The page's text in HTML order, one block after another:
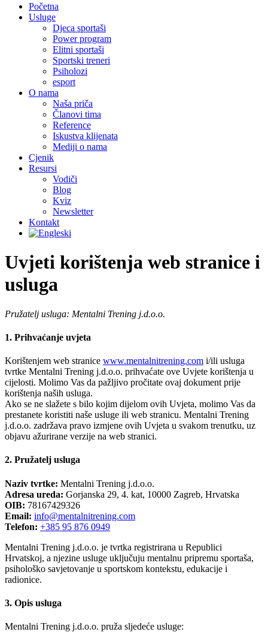
Početna
Usluge
Djeca sportaši
Power program
Elitni sportaši
Sportski treneri
Psiholozi
esport
O nama
Naša priča
Članovi tima
Reference
Iskustva klijenata
Mediji o nama
Cjenik
Resursi
Vodiči
Blog
Kviz
Newsletter
Kontakt
Uvjeti korištenja web stranice i
usluga
Pružatelj usluga: Mentalni Trening j.d.o.o.
1. Prihvaćanje uvjeta
Korištenjem web stranice www.mentalnitrening.com i/ili usluga
tvrtke Mentalni Trening j.d.o.o. prihvaćate ove Uvjete korištenja u
cijelosti. Molimo Vas da pažljivo pročitate ovaj dokument prije
korištenja naših usluga.
Ako se ne slažete s bilo kojim dijelom ovih Uvjeta, molimo Vas da
prestanete koristiti naše usluge ili web stranicu. Mentalni Trening
j.d.o.o. zadržava pravo izmjene ovih Uvjeta u svakom trenutku, uz
objavu ažurirane verzije na web stranici.
2. Pružatelj usluga
Naziv tvrtke: Mentalni Trening j.d.o.o.
Adresa ureda: Gorjanska 29, 4. kat, 10000 Zagreb, Hrvatska
OIB: 78167429326
Email: info@mentalnitrening.com
Telefon: +385 95 876 0949
Mentalni Trening j.d.o.o. je tvrtka registrirana u Republici
Hrvatskoj, a njezine usluge uključuju mentalnu pripremu sportaša,
psihološko savjetovanje u sportskom kontekstu, edukacije i
radionice.
3. Opis usluga
Mentalni Trening j.d.o.o. pruža sljedeće usluge: